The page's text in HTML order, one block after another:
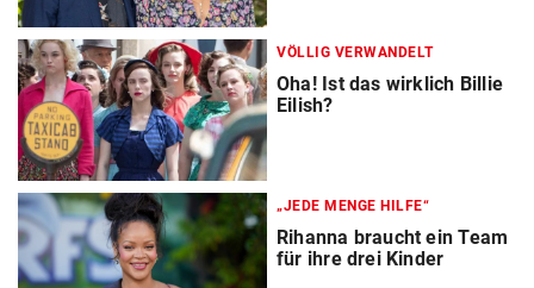
VÖLLIG VERWANDELT
Oha! Ist das wirklich Billie
Eilish?
„JEDE MENGE HILFE“
Rihanna braucht ein Team
für ihre drei Kinder